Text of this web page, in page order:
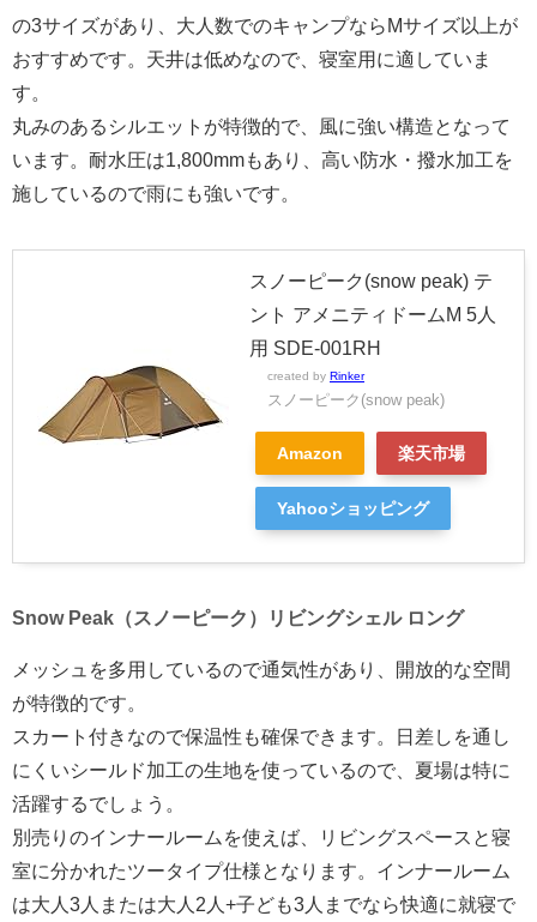
の3サイズがあり、大人数でのキャンプならMサイズ以上が
おすすめです。天井は低めなので、寝室用に適していま
す。
丸みのあるシルエットが特徴的で、風に強い構造となって
います。耐水圧は1,800mmもあり、高い防水・撥水加工を
施しているので雨にも強いです。
スノーピーク(snow peak) テ
ント アメニティドームM 5人
用 SDE-001RH
created by Rinker
スノーピーク(snow peak)
Amazon 楽天市場
Yahooショッピング
Snow Peak（スノーピーク）リビングシェル ロング
メッシュを多用しているので通気性があり、開放的な空間
が特徴的です。
スカート付きなので保温性も確保できます。日差しを通し
にくいシールド加工の生地を使っているので、夏場は特に
活躍するでしょう。
別売りのインナールームを使えば、リビングスペースと寝
室に分かれたツータイプ仕様となります。インナールーム
は大人3人または大人2人+子ども3人までなら快適に就寝で